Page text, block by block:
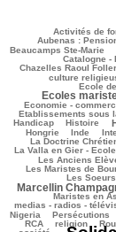
Activités de
Aubenas :
142/3281
108/3281
Beaucamps Ste-Marie
757/3281
82/3281
518/3281
193/3281
704/3281
Catalogne -
Chazelles Raoul
179/3281
243/3281
507/3281
38/3281
culture
Ecole
Ecoles
309/3281
651/3281
124/3281
Economie -
1833/3281
209/3281
923/3281
278/3281
63/3281
Etablissements sous
216/3281
560/3281
100/3281
Handicap
209/3281 Histoire
829/3281
1892/3281
143/3281
Hongrie
24/3281 Inde
107/3281
268/3281
1189/3281
41/3281
La Doctrine
374/3281
152/3281
70/3281
197/3281
La Valla en Gier - Ecole
650/3281
440/3281
253/3281
263/3281
101/3281
Les Anciens
142/3281
1868/3281
641/3281
Les Maristes de
347/3281
670/3281
491/3281
Les
Marcellin
61/3281
387/3281
329/3281
423/3281
Maristes en
medias - radios -
1096/3281
83/3281
992/3281
94/3281
Nigeria
146/3281 Persécutions
225/3281
784/3281
209/3281
107/3281
292/3281
276/3281
RCA
246/3281 religion
47/3281
59/3281
96/3281
352/3281
338/3281